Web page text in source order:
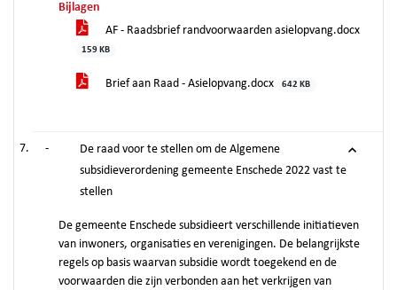
Bijlagen
AF - Raadsbrief randvoorwaarden asielopvang.docx
159 KB
Brief aan Raad - Asielopvang.docx 642 KB
-
De raad voor te stellen om de Algemene
subsidieverordening gemeente Enschede 2022 vast te
stellen
De gemeente Enschede subsidieert verschillende initiatieven
van inwoners, organisaties en verenigingen. De belangrijkste
regels op basis waarvan subsidie wordt toegekend en de
voorwaarden die zijn verbonden aan het verkrijgen van